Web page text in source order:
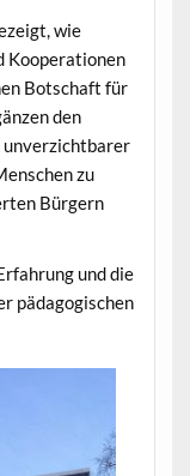
wie
Kooperationen
Botschaft für
den
unverzichtbarer
zu
Bürgern
und die
pädagogischen